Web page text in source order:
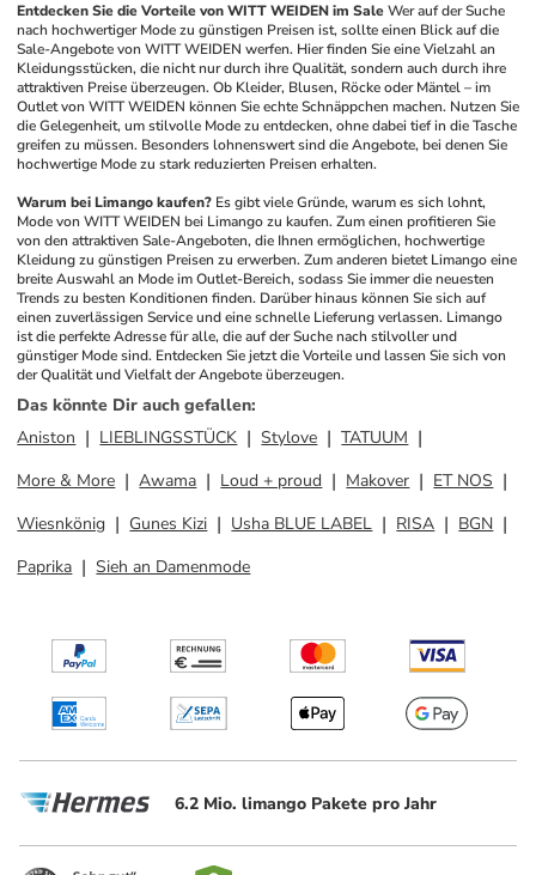
Entdecken Sie die Vorteile von WITT WEIDEN im Sale Wer auf der Suche
nach hochwertiger Mode zu günstigen Preisen ist, sollte einen Blick auf die
Sale-Angebote von WITT WEIDEN werfen. Hier finden Sie eine Vielzahl an
Kleidungsstücken, die nicht nur durch ihre Qualität, sondern auch durch ihre
attraktiven Preise überzeugen. Ob Kleider, Blusen, Röcke oder Mäntel – im
Outlet von WITT WEIDEN können Sie echte Schnäppchen machen. Nutzen Sie
die Gelegenheit, um stilvolle Mode zu entdecken, ohne dabei tief in die Tasche
greifen zu müssen. Besonders lohnenswert sind die Angebote, bei denen Sie
hochwertige Mode zu stark reduzierten Preisen erhalten.
Warum bei Limango kaufen? Es gibt viele Gründe, warum es sich lohnt,
Mode von WITT WEIDEN bei Limango zu kaufen. Zum einen profitieren Sie
von den attraktiven Sale-Angeboten, die Ihnen ermöglichen, hochwertige
Kleidung zu günstigen Preisen zu erwerben. Zum anderen bietet Limango eine
breite Auswahl an Mode im Outlet-Bereich, sodass Sie immer die neuesten
Trends zu besten Konditionen finden. Darüber hinaus können Sie sich auf
einen zuverlässigen Service und eine schnelle Lieferung verlassen. Limango
ist die perfekte Adresse für alle, die auf der Suche nach stilvoller und
günstiger Mode sind. Entdecken Sie jetzt die Vorteile und lassen Sie sich von
der Qualität und Vielfalt der Angebote überzeugen.
Das könnte Dir auch gefallen:
Aniston
LIEBLINGSSTÜCK Stylove
TATUUM
More & More
Awama Loud + proud Makover
ET NOS
Wiesnkönig
Gunes Kizi Usha BLUE LABEL RISA
BGN
Paprika
Sieh an Damenmode
6.2 Mio. limango Pakete pro Jahr